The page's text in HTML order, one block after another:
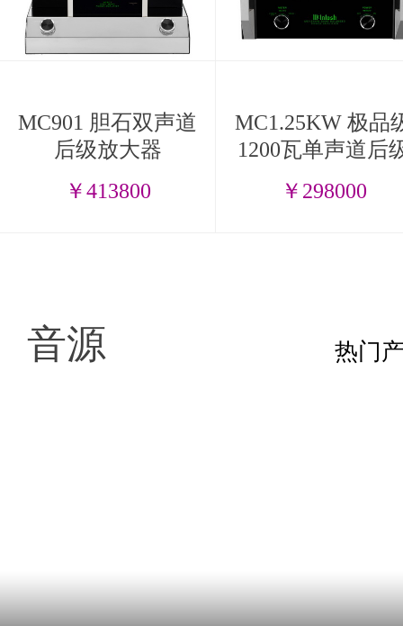
MC901 胆石双声道
后级放大器
￥413800
MC1.25KW 极品
1200瓦单声道后
￥298000
音源 热门